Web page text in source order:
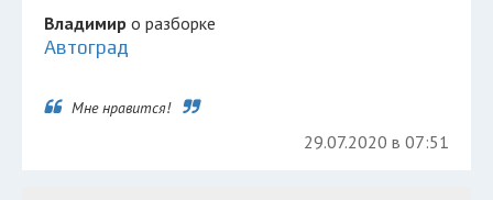
Владимир о разборке
Автоград
Мне нравится!
29.07.2020 в 07:51